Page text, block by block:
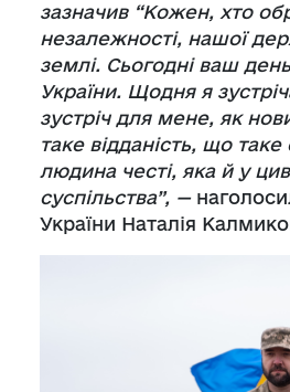
зазначив “Кожен, хто
незалежності, нашої
землі. Сьогодні ваш
України. Щодня я
зустріч для мене, як
таке відданість, що
людина честі, яка й у
суспільства”, —
України Наталія